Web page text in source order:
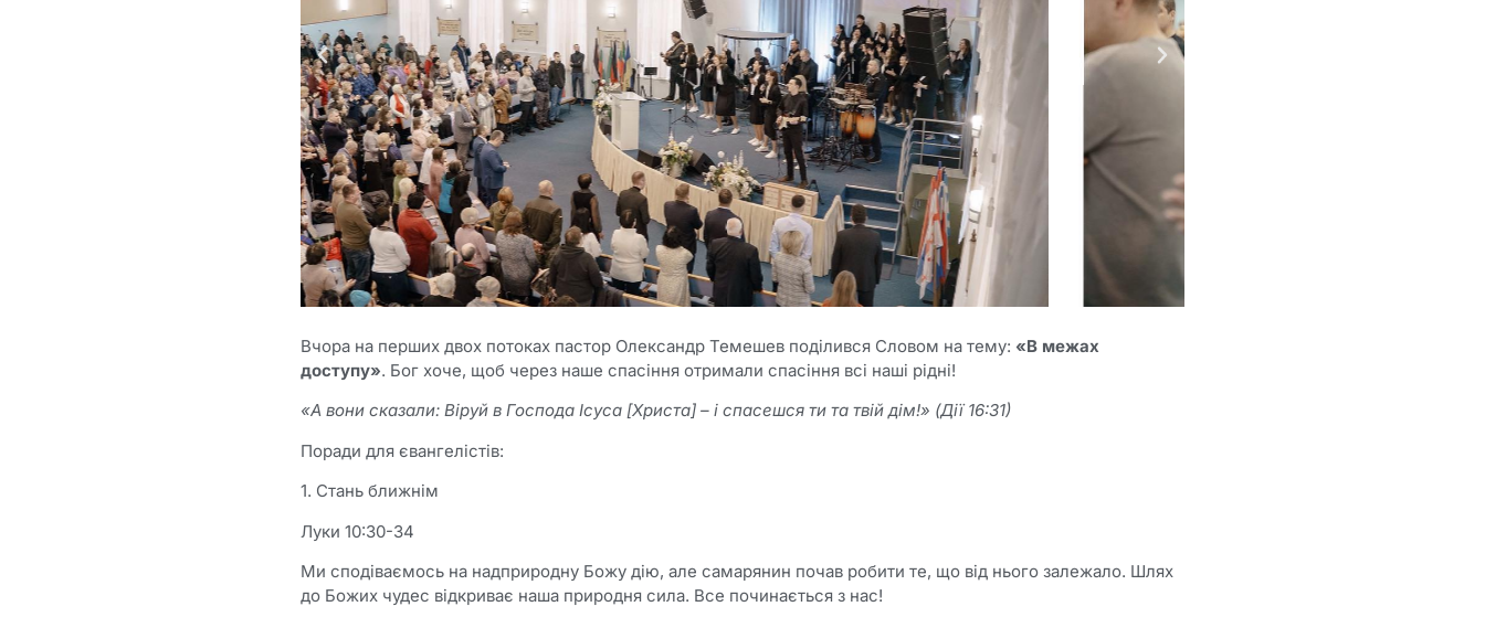
Вчора на перших двох потоках пастор Олександр Темешев поділився Словом на тему: «В межах
доступу». Бог хоче, щоб через наше спасіння отримали спасіння всі наші рідні!
«А вони сказали: Віруй в Господа Ісуса [Христа] – і спасешся ти та твій дім!» (Дії 16:31)
Поради для євангелістів:
1. Стань ближнім
Луки 10:30-34
Ми сподіваємось на надприродну Божу дію, але самарянин почав робити те, що від нього залежало. Шлях
до Божих чудес відкриває наша природня сила. Все починається з нас!